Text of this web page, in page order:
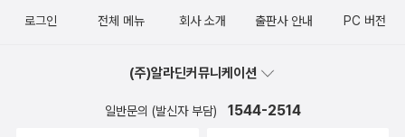
로그인 전체 메뉴 회사 소개 출판사 안내 PC 버전
(주)알라딘커뮤니케이션
일반문의 (발신자 부담) 1544-2514